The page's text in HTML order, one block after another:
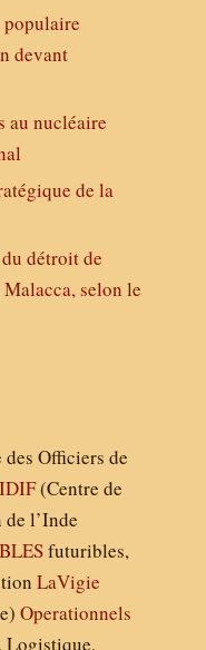
populaire
devant
au nucléaire
de la
détroit de
selon le
Officiers de
(Centre de
l’Inde
futuribles,
LaVigie
Operationnels
Logistique,